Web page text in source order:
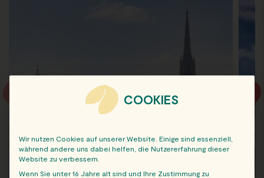
COOKIES
Wir nutzen Cookies auf unserer Website. Einige sind essenziell,
während andere uns dabei helfen, die Nutzererfahrung dieser
Website zu verbessern.
Wenn Sie unter 16 Jahre alt sind und Ihre Zustimmung zu